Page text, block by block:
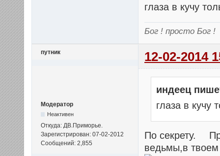
глаза в кучу
Бог ! просто Бог !
путник 12-02-2014
Модератор
Неактивен
Откуда: ДВ.Приморье.
Зарегистрирован: 07-02-2012
Сообщений: 2,855
индеец
глаза в кучу
По секрету.
ведьмы,в